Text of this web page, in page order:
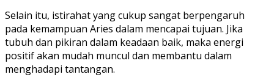
Selain itu, istirahat yang cukup sangat berpengaruh
pada kemampuan Aries dalam mencapai tujuan. Jika
tubuh dan pikiran dalam keadaan baik, maka energi
positif akan mudah muncul dan membantu dalam
menghadapi tantangan.